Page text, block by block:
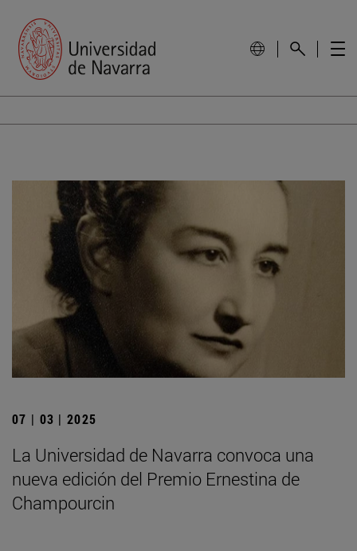
07 | 03 | 2025
La Universidad de Navarra convoca una
nueva edición del Premio Ernestina de
Champourcin